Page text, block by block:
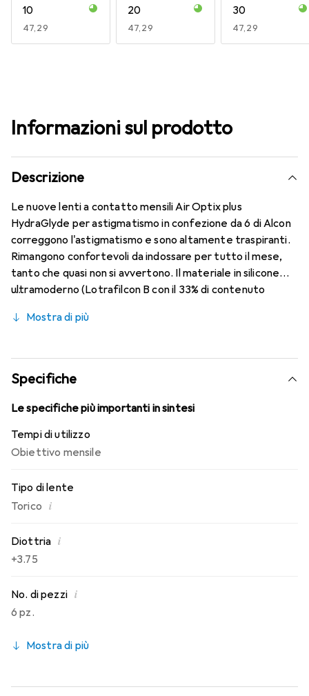
10
EUR
47,29
20
EUR
47,29
30
EUR
47,29
Informazioni sul prodotto
Descrizione
Le nuove lenti a contatto mensili Air Optix plus
HydraGlyde per astigmatismo in confezione da 6 di Alcon
correggono l'astigmatismo e sono altamente traspiranti.
Rimangono confortevoli da indossare per tutto il mese,
tanto che quasi non si avvertono. Il materiale in silicone
ultramoderno (Lotrafilcon B con il 33% di contenuto
Moisture Matrix e la nota tecnologia SmartShield,
conosci. Comfort e assenza di fastidi per tutto il giorno
con le lenti mensili.
Mostra di più
Specifiche
Le specifiche più importanti in sintesi
Tempi di utilizzo
Obiettivo mensile
Tipo di lente
Torico i
Diottria i
+3.75
No. di pezzi i
6 pz.
Mostra di più